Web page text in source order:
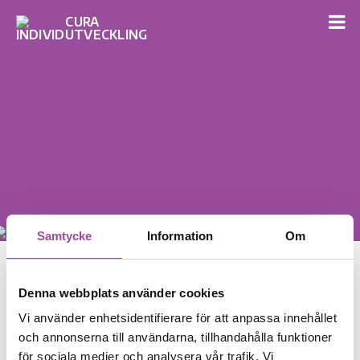
Samtycke Information Om
Denna webbplats använder cookies
Vi använder enhetsidentifierare för att anpassa innehållet
och annonserna till användarna, tillhandahålla funktioner
för sociala medier och analysera vår trafik. Vi
Lågaffektivt bemötande –
Fokus på autismspektrum